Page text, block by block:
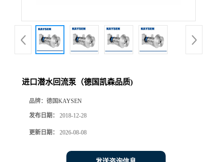
进口潜水回流泵（德国凯森品质)
品牌： 德国KAYSEN
发布日期： 2018-12-28
更新日期： 2026-08-08